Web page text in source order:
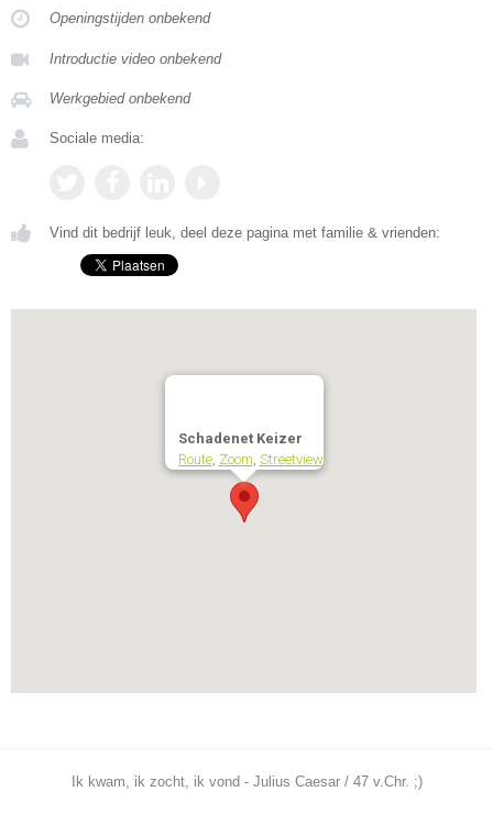
Openingstijden onbekend
Introductie video onbekend
Werkgebied onbekend
Sociale media:
Vind dit bedrijf leuk, deel deze pagina met familie & vrienden:
Schadenet Keizer
Route, Zoom, Streetview
Ik kwam, ik zocht, ik vond - Julius Caesar / 47 v.Chr. ;)